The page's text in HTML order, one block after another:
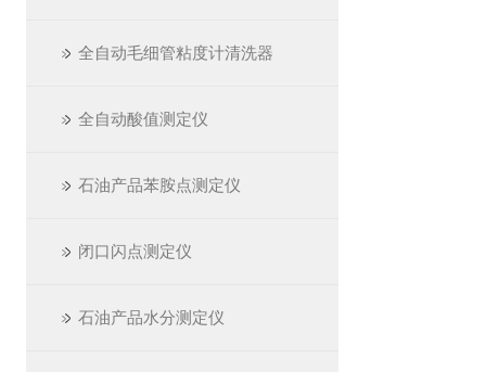
全自动毛细管粘度计清洗器
全自动酸值测定仪
石油产品苯胺点测定仪
闭口闪点测定仪
石油产品水分测定仪